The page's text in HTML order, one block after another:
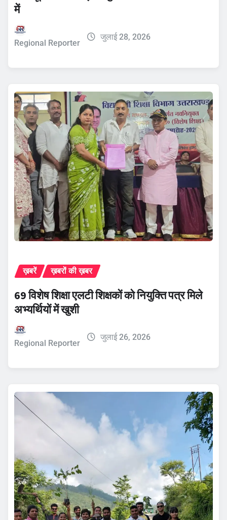
में
Regional Reporter
जुलाई 28, 2026
ख़बरें ख़बरों की ख़बर
69 विशेष शिक्षा एलटी शिक्षकों को नियुक्ति पत्र मिले
अभ्यर्थियों में खुशी
Regional Reporter
जुलाई 26, 2026